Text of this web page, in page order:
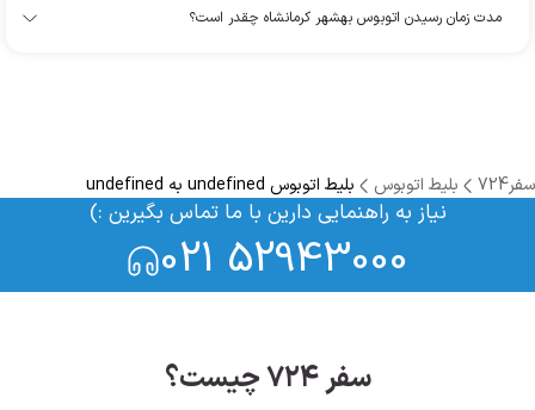
مدت زمان رسیدن اتوبوس بهشهر کرمانشاه چقدر است؟
سفر724 بلیط اتوبوس بلیط اتوبوس undefined به undefined
نیاز به راهنمایی دارین با ما تماس بگیرین :)
021 52943000
سفر ۷۲۴ چیست؟